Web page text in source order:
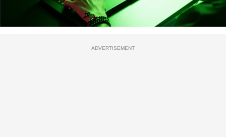
ADVERTISEMENT